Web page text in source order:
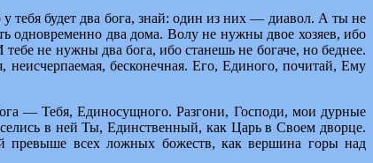
тебя будет два бога, знай: один из них — диавол. А ты не
одновременно два дома. Волу не нужны двое хозяев, ибо
не нужны два бога, ибо станешь не богаче, но беднее.
неисчерпаемая, бесконечная. Его, Единого, почитай, Ему
— Тебя, Единосущного. Разгони, Господи, мои дурные
в ней Ты, Единственный, как Царь в Своем дворце.
превыше всех ложных божеств, как вершина горы над